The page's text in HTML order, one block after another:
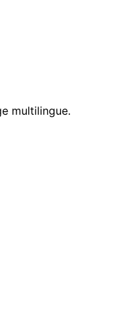
multilingue.